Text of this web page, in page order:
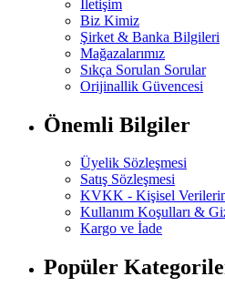
İletişim
Biz Kimiz
Şirket & Banka Bilgileri
Mağazalarımız
Sıkça Sorulan Sorular
Orijinallik Güvencesi
Önemli Bilgiler
Üyelik Sözleşmesi
Satış Sözleşmesi
KVKK - Kişisel
Kullanım Koşulları &
Kargo ve İade
Popüler